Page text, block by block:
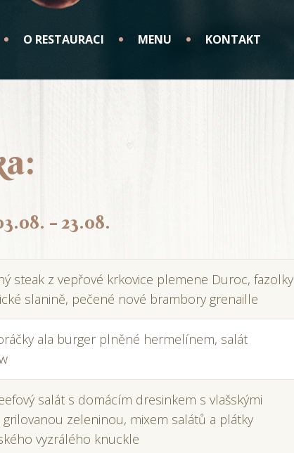
O RESTAURACI MENU KONTAKT
– 23.08.
steak z vepřové krkovice plemene Duroc, fazolky
slanině, pečené nové brambory grenaille
ala burger plněné hermelínem, salát
salát s domácím dresinkem s vlašskými
grilovanou zeleninou, mixem salátů a plátky
vyzrálého knuckle